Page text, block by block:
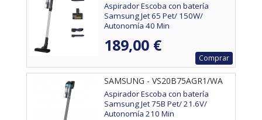
Aspirador Escoba con batería
Samsung Jet 65 Pet/ 150W/
Autonomía 40 Min
189,00 €
Comprar
SAMSUNG - VS20B75AGR1/WA
Aspirador Escoba con batería
Samsung Jet 75B Pet/ 21.6V/
Autonomía 210 Min